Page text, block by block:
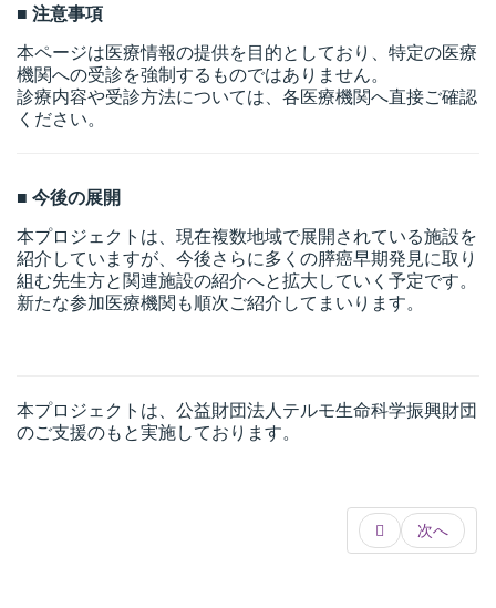
■ 注意事項
本ページは医療情報の提供を目的としており、特定の医療
機関への受診を強制するものではありません。
診療内容や受診方法については、各医療機関へ直接ご確認
ください。
■ 今後の展開
本プロジェクトは、現在複数地域で展開されている施設を
紹介していますが、今後さらに多くの膵癌早期発見に取り
組む先生方と関連施設の紹介へと拡大していく予定です。
新たな参加医療機関も順次ご紹介してまいります。
本プロジェクトは、公益財団法人テルモ生命科学振興財団
のご支援のもと実施しております。
次へ